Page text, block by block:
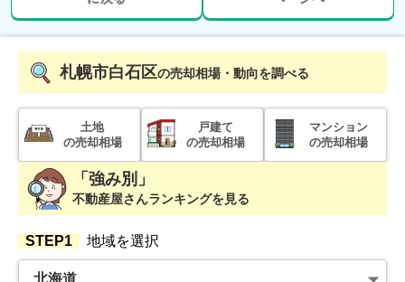
建物面積:90㎡ 土地面積:107㎡
札幌市白石区の売却相場・動向を調べる
土地
の売却相場
戸建て
の売却相場
マンション
の売却相場
「強み別」
不動産屋さんランキングを見る
STEP1 地域を選択